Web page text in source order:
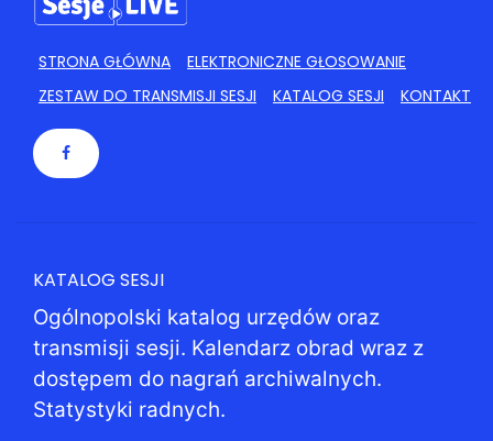
STRONA GŁÓWNA
ELEKTRONICZNE GŁOSOWANIE
ZESTAW DO TRANSMISJI SESJI
KATALOG SESJI KONTAKT
KATALOG SESJI
Ogólnopolski katalog urzędów oraz
transmisji sesji. Kalendarz obrad wraz z
dostępem do nagrań archiwalnych.
Statystyki radnych.